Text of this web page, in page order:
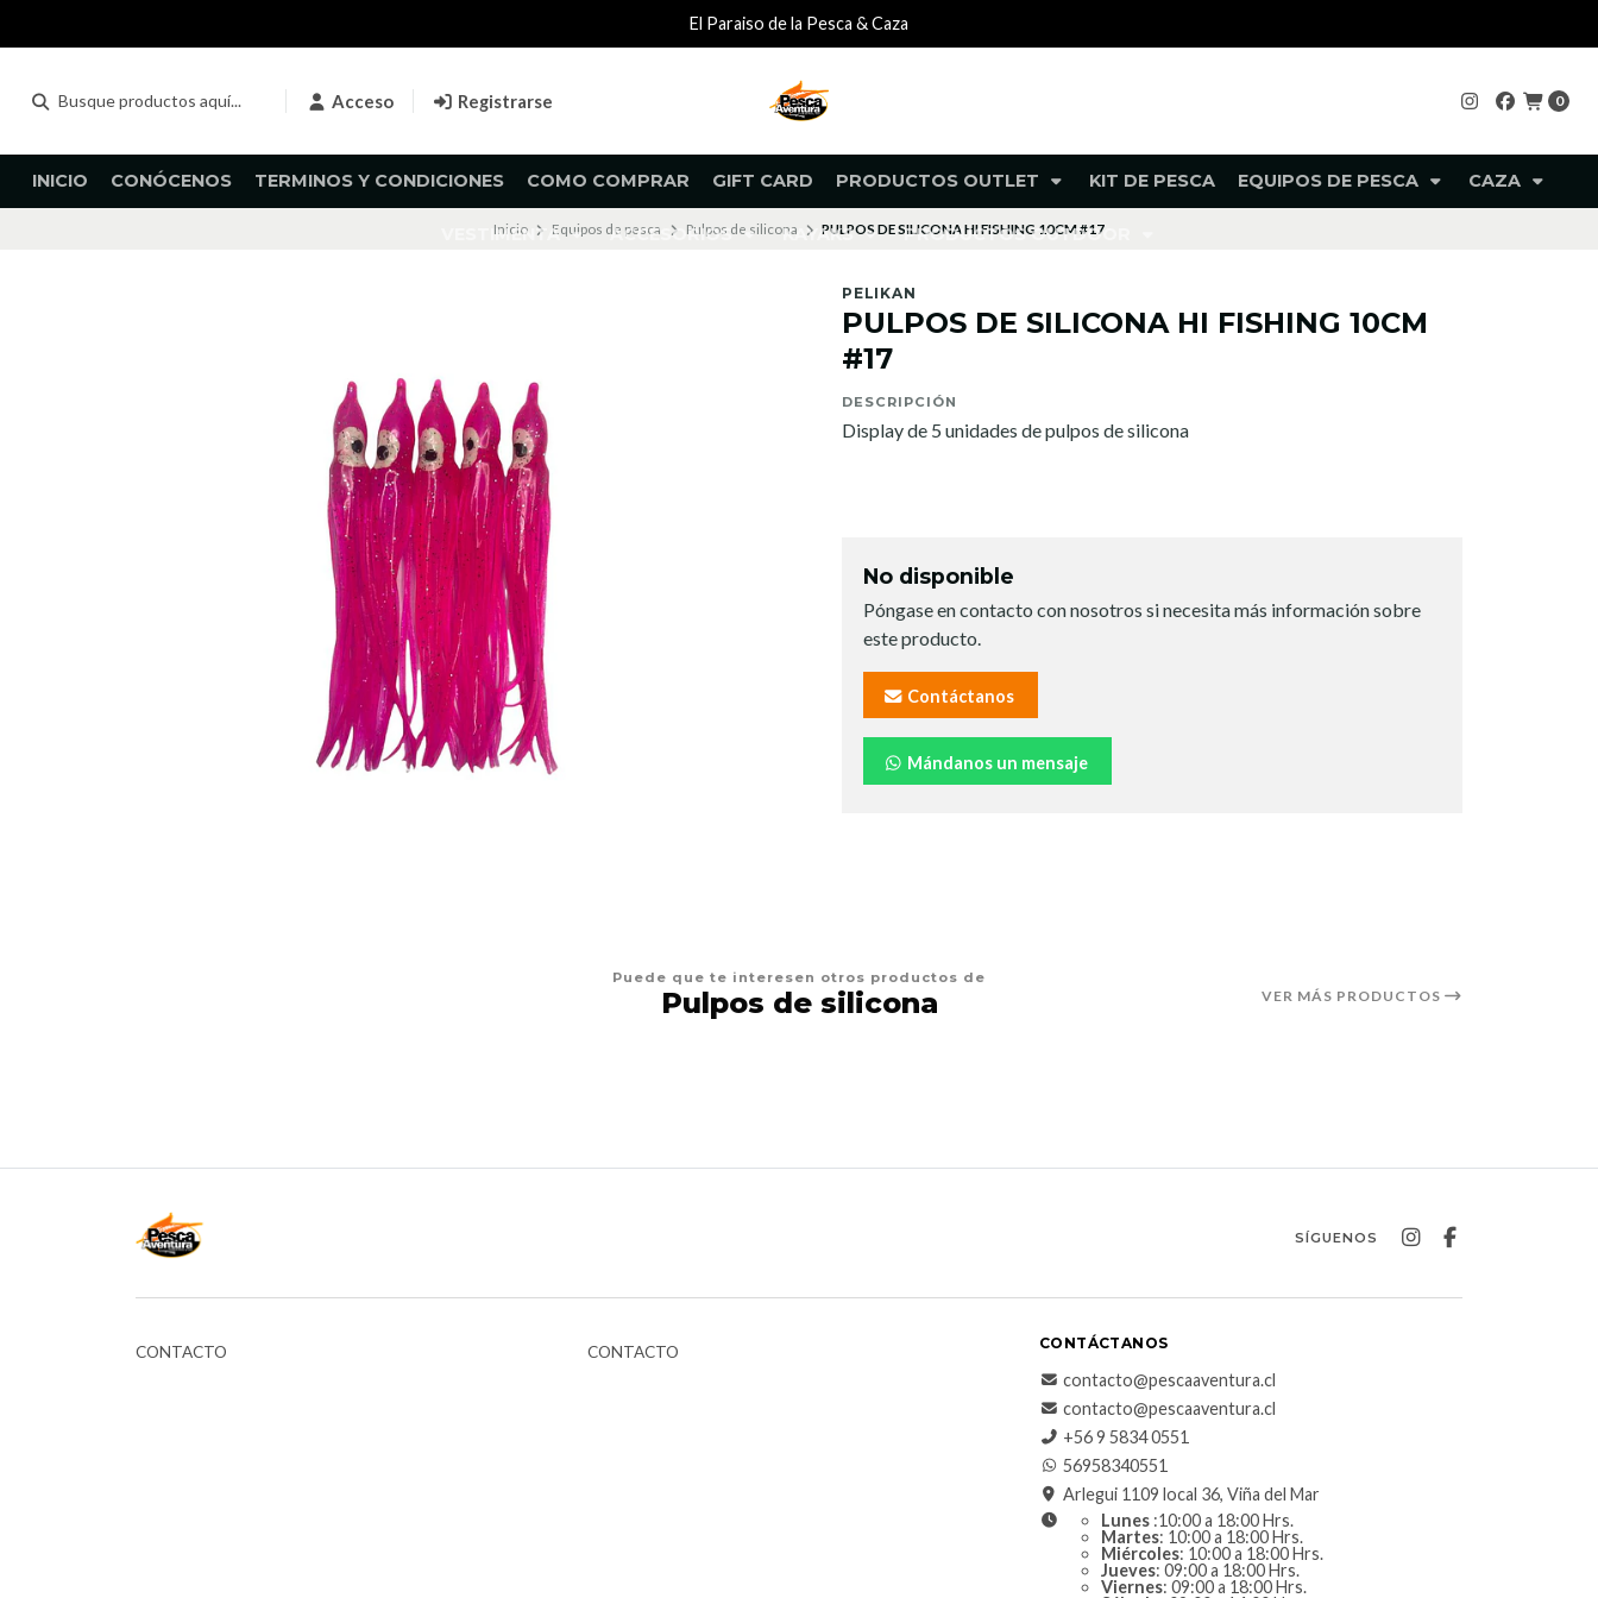
Acceso Registrarse 0
INICIO CONÓCENOS TERMINOS Y CONDICIONES COMO COMPRAR GIFT CARD PRODUCTOS OUTLET KIT DE PESCA EQUIPOS DE PESCA CAZA
VESTIMENTA ACCESORIOS KAYAKS PRODUCTOS OUTDOOR
El Paraiso de la Pesca & Caza
Inicio Equipos de pesca Pulpos de silicona PULPOS DE SILICONA HI FISHING 10CM #17
PELIKAN
PULPOS DE SILICONA HI FISHING 10CM
#17
DESCRIPCIÓN
Display de 5 unidades de pulpos de silicona
No disponible
Póngase en contacto con nosotros si necesita más información sobre
este producto.
Contáctanos
Mándanos un mensaje
Puede que te interesen otros productos de
Pulpos de silicona VER MÁS PRODUCTOS
SÍGUENOS
CONTACTO CONTACTO CONTÁCTANOS
contacto@pescaaventura.cl
contacto@pescaaventura.cl
+56 9 5834 0551
56958340551
Arlegui 1109 local 36, Viña del Mar
Lunes :10:00 a 18:00 Hrs.
Martes: 10:00 a 18:00 Hrs.
Miércoles: 10:00 a 18:00 Hrs.
Jueves: 09:00 a 18:00 Hrs.
Viernes: 09:00 a 18:00 Hrs.